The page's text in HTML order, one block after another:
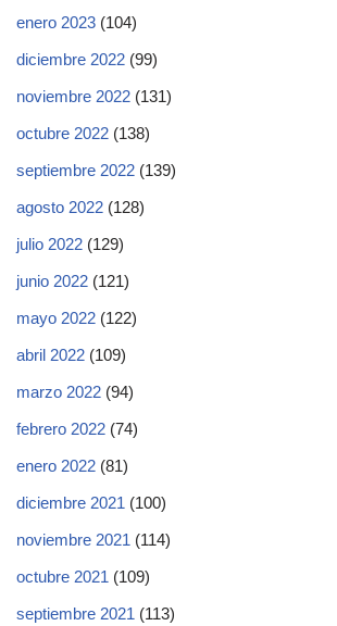
enero 2023 (104)
diciembre 2022 (99)
noviembre 2022 (131)
octubre 2022 (138)
septiembre 2022 (139)
agosto 2022 (128)
julio 2022 (129)
junio 2022 (121)
mayo 2022 (122)
abril 2022 (109)
marzo 2022 (94)
febrero 2022 (74)
enero 2022 (81)
diciembre 2021 (100)
noviembre 2021 (114)
octubre 2021 (109)
septiembre 2021 (113)